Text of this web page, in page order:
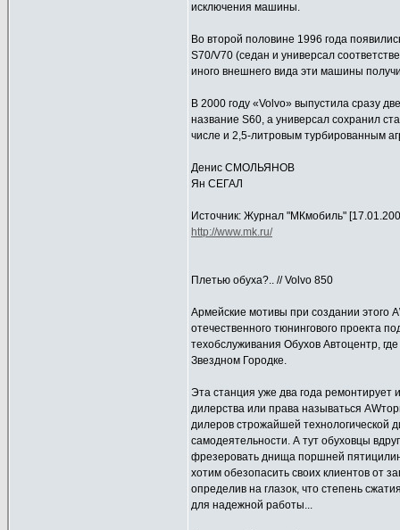
исключения машины.
Во второй половине 1996 года
S70/V70 (седан и универсал
иного внешнего вида эти машины
В 2000 году «Volvo» выпустила сразу
название S60, а универсал сохранил
числе и 2,5-литровым турбированным
Денис СМОЛЬЯНОВ
Ян СЕГАЛ
Источник: Журнал "МКмобиль"
http://www.mk.ru/
Плетью обуха?.. // Volvo 850
Армейские мотивы при создании этого
отечественного тюнингового проекта
техобслуживания Обухов Автоцентр,
Звездном Городке.
Эта станция уже два года ремонтирует
дилерства или права называться
дилеров строжайшей технологической
самодеятельности. А тут обуховцы
фрезеровать днища поршней
хотим обезопасить своих клиентов от
определив на глазок, что степень
для надежной работы...